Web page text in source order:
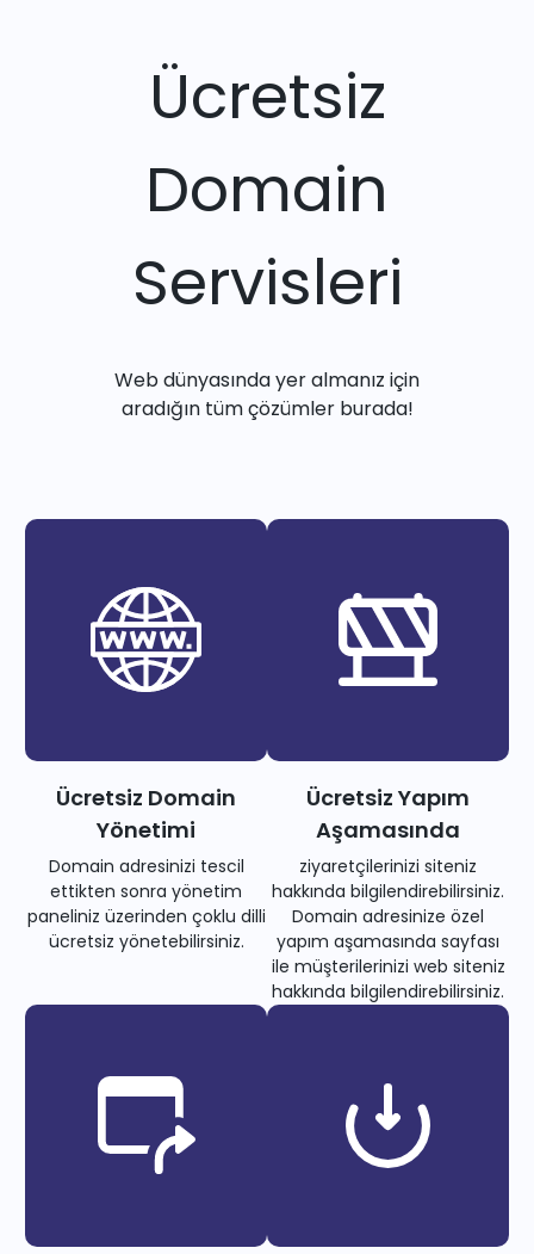
Ücretsiz
Domain
Servisleri
Web dünyasında yer almanız için
aradığın tüm çözümler burada!
Ücretsiz Domain
Yönetimi
Domain adresinizi tescil
ettikten sonra yönetim
paneliniz üzerinden çoklu dilli
ücretsiz yönetebilirsiniz.
Ücretsiz Yapım
Aşamasında
ziyaretçilerinizi siteniz
hakkında bilgilendirebilirsiniz.
Domain adresinize özel
yapım aşamasında sayfası
ile müşterilerinizi web siteniz
hakkında bilgilendirebilirsiniz.